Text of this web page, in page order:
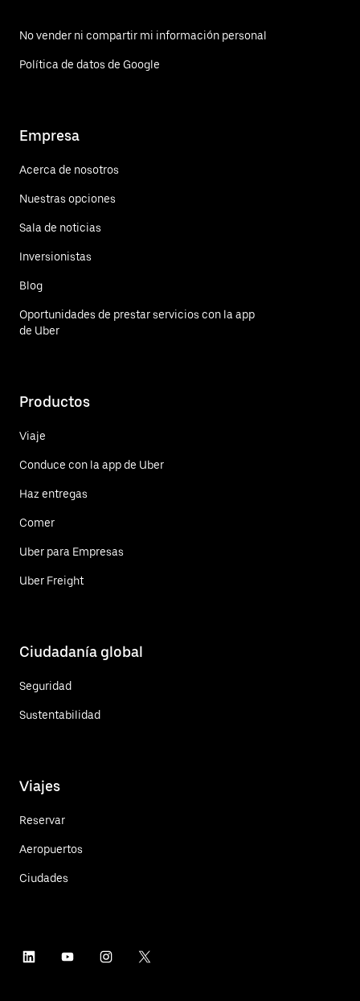
No vender ni compartir mi información personal
Política de datos de Google
Empresa
Acerca de nosotros
Nuestras opciones
Sala de noticias
Inversionistas
Blog
Oportunidades de prestar servicios con la app
de Uber
Productos
Viaje
Conduce con la app de Uber
Haz entregas
Comer
Uber para Empresas
Uber Freight
Ciudadanía global
Seguridad
Sustentabilidad
Viajes
Reservar
Aeropuertos
Ciudades